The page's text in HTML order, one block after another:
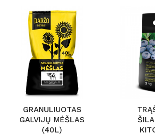
GRANULIUOTAS
GALVIJŲ MĖŠLAS
(40L)